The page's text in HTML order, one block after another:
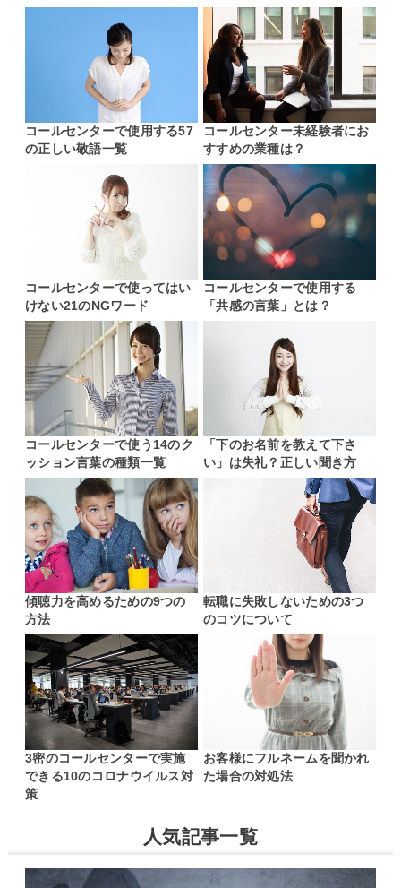
コールセンターで使用する57
の正しい敬語一覧
コールセンター未経験者にお
すすめの業種は？
コールセンターで使ってはい
けない21のNGワード
コールセンターで使用する
「共感の言葉」とは？
コールセンターで使う14のク
ッション言葉の種類一覧
「下のお名前を教えて下さ
い」は失礼？正しい聞き方
傾聴力を高めるための9つの
方法
転職に失敗しないための3つ
のコツについて
3密のコールセンターで実施
できる10のコロナウイルス対
策
お客様にフルネームを聞かれ
た場合の対処法
人気記事一覧